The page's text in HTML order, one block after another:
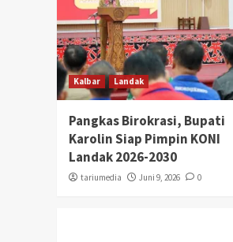
Kalbar Landak
Pangkas Birokrasi, Bupati
Karolin Siap Pimpin KONI
Landak 2026-2030
tariumedia Juni 9, 2026 0